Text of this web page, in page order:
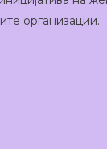
организации.